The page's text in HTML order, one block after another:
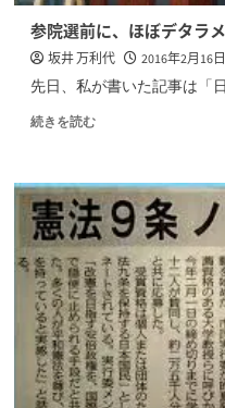
参院選前に、ほぼデタラ
坂井 万利代 2016年2月16日
先日、私が書いた記事は「
続きを読む